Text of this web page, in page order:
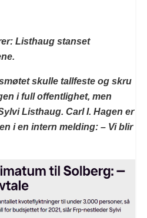
Listhaug stanset
skulle tallfeste og skru
i full offentlighet, men
Listhaug. Carl I. Hagen er
i en intern melding: – Vi blir